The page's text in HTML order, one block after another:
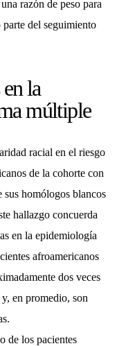
razón de peso para
del seguimiento
la
múltiple
racial en el riesgo
de la cohorte con
homólogos blancos
hallazgo concuerda
en la epidemiología
afroamericanos
dos veces
en promedio, son
de los pacientes